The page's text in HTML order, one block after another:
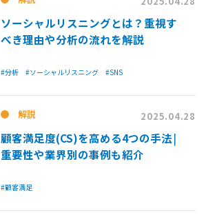
ソーシャルリスニングとは？重視す
べき理由や分析の流れを解説
#分析 #ソーシャルリスニング #SNS
解説 2025.04.28
顧客満足度(CS)を高める4つの手法￨
重要性や業界別の事例も紹介
#顧客満足